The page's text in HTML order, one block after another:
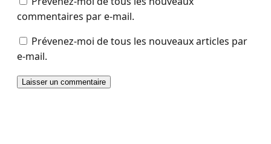
commentaires par e-mail.
Prévenez-moi de tous les nouveaux articles par
e-mail.